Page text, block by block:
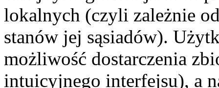
lokalnych (czyli zależnie
stanów jej sąsiadów).
możliwość dostarczenia
intuicyjnego interfejsu), a